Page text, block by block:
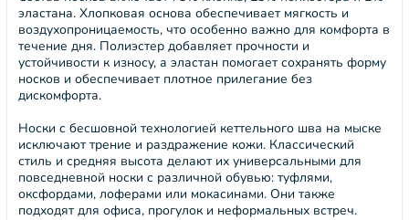
эластана. Хлопковая основа обеспечивает мягкость и
воздухопроницаемость, что особенно важно для комфорта в
течение дня. Полиэстер добавляет прочности и
устойчивости к износу, а эластан помогает сохранять форму
носков и обеспечивает плотное прилегание без
дискомфорта.
Носки с бесшовной технологией кеттельного шва на мыске
исключают трение и раздражение кожи. Классический
стиль и средняя высота делают их универсальными для
повседневной носки с различной обувью: туфлями,
оксфордами, лоферами или мокасинами. Они также
подходят для офиса, прогулок и неформальных встреч.